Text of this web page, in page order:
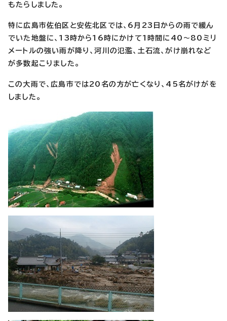
もたらしました。
特に広島市佐伯区と安佐北区では、6月23日からの雨で緩ん
でいた地盤に、13時から16時にかけて 1時間に40～ 80ミリ
メートルの強い雨が降り、河川の氾濫、土石流、がけ崩れなど
が多数起こりました。
この大雨で、広島市では20名の方が亡くなり、45名がけがを
しました。